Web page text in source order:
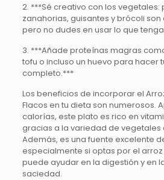
2. ***Sé creativo con los vegetales:
zanahorias, guisantes y brócoli
pero no dudes en usar lo que
3. ***Añade proteínas magras
tofu o incluso un huevo para hacer
completo.***
Los beneficios de incorporar el
Flacos en tu dieta son numerosos.
calorías, este plato es rico en
gracias a la variedad de vegetales
Además, es una fuente excelente
especialmente si optas por el
puede ayudar en la digestión y en
saciedad.